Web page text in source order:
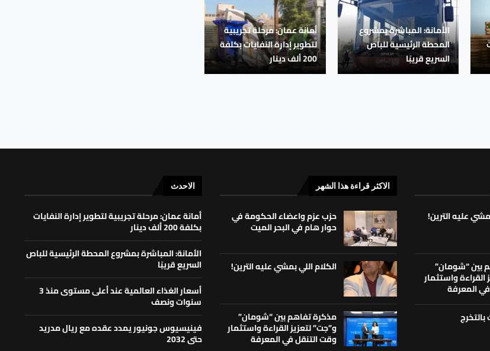
أمانة عمان: مرحلة تجريبية
لتطوير إدارة النفايات بكلفة
200 ألف دينار
الأمانة: المباشرة بمشروع
المحطة الرئيسية للباص
السريع قريبًا
عليه الترين!
بين “شومان”
القراءة واستثمار
المعرفة
الاكثر قراءة هذا الشهر
حزب عزم واعضاء الحكومة في
حوار هام في البحر الميت
الكلام اللي بمشي عليه الترين!
مذكرة تفاهم بين “شومان”
و”جت” لتعزيز القراءة واستثمار
وقت التنقل في المعرفة
الاحدث
أمانة عمان: مرحلة تجريبية لتطوير إدارة النفايات
بكلفة 200 ألف دينار
الأمانة: المباشرة بمشروع المحطة الرئيسية للباص
السريع قريبًا
أسعار الغذاء العالمية عند أعلى مستوى منذ 3
سنوات ونصف
فينيسيوس جونيور يمدد عقده مع ريال مدريد
حتى 2032